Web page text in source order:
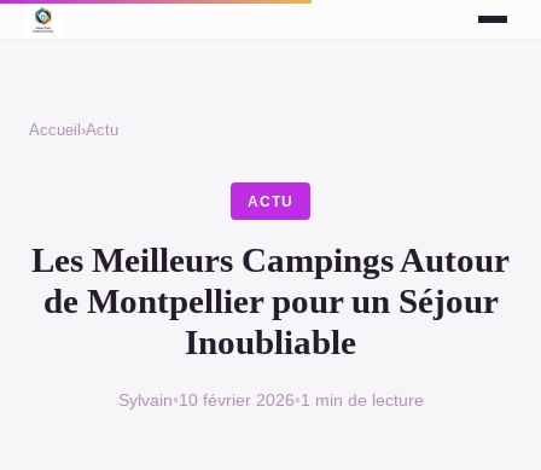
Accueil ›Actu
ACTU
Les Meilleurs Campings Autour
de Montpellier pour un Séjour
Inoubliable
Sylvain•10 février 2026•1 min de lecture